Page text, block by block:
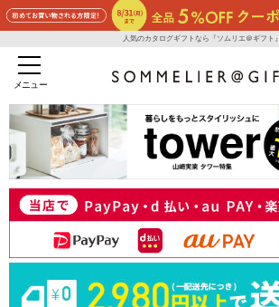
人気のカタログギフトなら『ソムリエ＠ギフト』
メニュー